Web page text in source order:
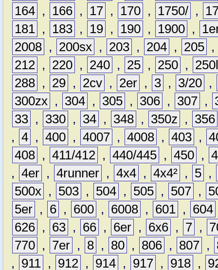
164 , 166 , 17 , 170 , 1750/ ,
181 , 183 , 19 , 190 , 1900 ,
2008 , 200sx , 203 , 204 , 205 ,
212 , 220 , 240 , 25 , 250 ,
288 , 29 , 2cv , 2er , 3 , 3/20 ,
300zx , 304 , 305 , 306 , 307 ,
33 , 330 , 34 , 348 , 350z ,
356
, 4 , 400 , 4007 , 4008 , 403 ,
408 , 411/412 , 440/445 , 450 ,
, 4er , 4runner , 4x4 , 4x4² , 5 ,
500x , 503 , 504 , 505 , 507 ,
5er , 6 , 600 , 6008 , 601 , 604
626 , 63 , 66 , 6er , 6x6 , 7 ,
770 , 7er , 8 , 80 , 806 , 807 ,
,
911 , 912 , 914 , 917 , 918 ,